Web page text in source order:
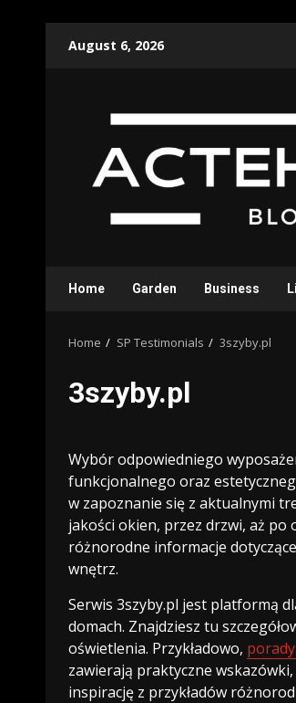
August 6, 2026
Home Garden Business
Home SP Testimonials 3szyby.pl
3szyby.pl
Wybór odpowiedniego
funkcjonalnego oraz
w zapoznanie się z aktualnymi
jakości okien, przez drzwi, aż
różnorodne informacje
wnętrz.
Serwis 3szyby.pl jest platformą
domach. Znajdziesz tu
oświetlenia. Przykładowo,
zawierają praktyczne
inspirację z przykładów